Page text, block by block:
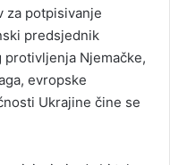
za potpisivanje
predsjednik
Njemačke,
evropske
Ukrajine čine se